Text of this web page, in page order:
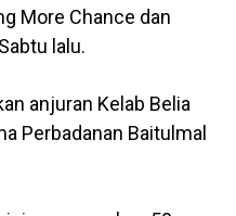
More Chance dan
lalu.
anjuran Kelab Belia
Perbadanan Baitulmal